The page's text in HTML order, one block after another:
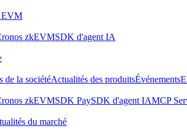
EVM
zkEVMSDK d'agent IA
de la sociétéActualités des produitsÉvénements
zkEVMSDK PaySDK d'agent IAMCP
du marché